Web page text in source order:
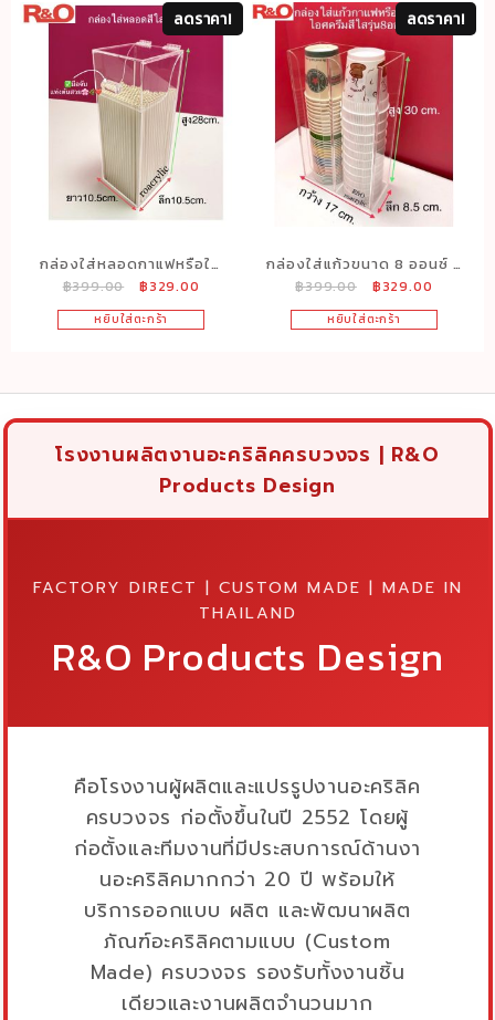
ลดราคา!
กล่องใส่หลอดกาแฟหรือใส่
ช้อนใส่ตะเกียบ 1 ช่อง สีใส
รุ่นมีฝาปิด
฿399.00
Original
price
was:
฿329.00
price
is:
หยิบใส่ตะกร้า
ลดราคา!
กล่องใส่แก้วขนาด 8 ออนซ์ 2
ช่อง สีใส
ขนาด17×8.5x30cm.
฿399.00
Original
price
was:
฿329.00
price
is:
หยิบใส่ตะกร้า
โรงงานผลิตงานอะคริลิคครบวงจร | R&O
Products Design
FACTORY DIRECT | CUSTOM MADE | MADE IN
THAILAND
R&O Products Design
คือโรงงานผู้ผลิตและแปรรูปงานอะคริลิค
ครบวงจร ก่อตั้งขึ้นในปี 2552 โดยผู้
ก่อตั้งและทีมงานที่มีประสบการณ์ด้านงา
นอะคริลิคมากกว่า 20 ปี พร้อมให้
บริการออกแบบ ผลิต และพัฒนาผลิต
ภัณฑ์อะคริลิคตามแบบ (Custom
Made) ครบวงจร รองรับทั้งงานชิ้น
เดียวและงานผลิตจำนวนมาก